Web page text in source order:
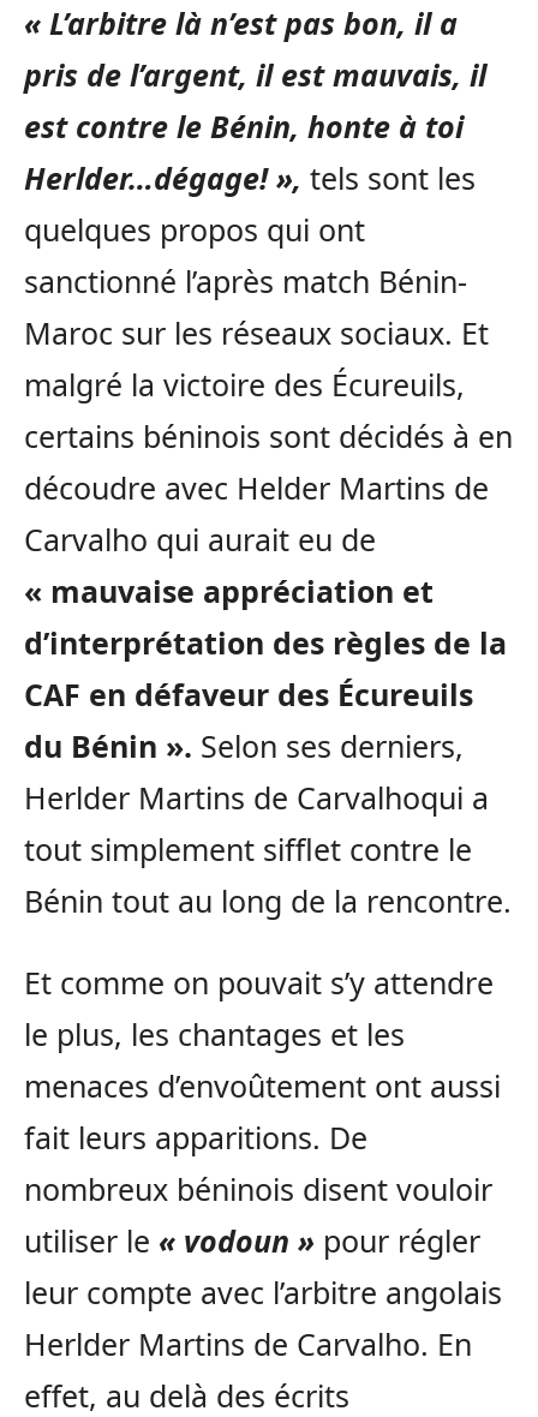
« L’arbitre là n’est pas bon, il a
pris de l’argent, il est mauvais, il
est contre le Bénin, honte à toi
Herlder…dégage! », tels sont les
quelques propos qui ont
sanctionné l’après match Bénin-
Maroc sur les réseaux sociaux. Et
malgré la victoire des Écureuils,
certains béninois sont décidés à en
découdre avec Helder Martins de
Carvalho qui aurait eu de
« mauvaise appréciation et
d’interprétation des règles de la
CAF en défaveur des Écureuils
du Bénin ». Selon ses derniers,
Herlder Martins de Carvalhoqui a
tout simplement sifflet contre le
Bénin tout au long de la rencontre.
Et comme on pouvait s’y attendre
le plus, les chantages et les
menaces d’envoûtement ont aussi
fait leurs apparitions. De
nombreux béninois disent vouloir
utiliser le « vodoun » pour régler
leur compte avec l’arbitre angolais
Herlder Martins de Carvalho. En
effet, au delà des écrits